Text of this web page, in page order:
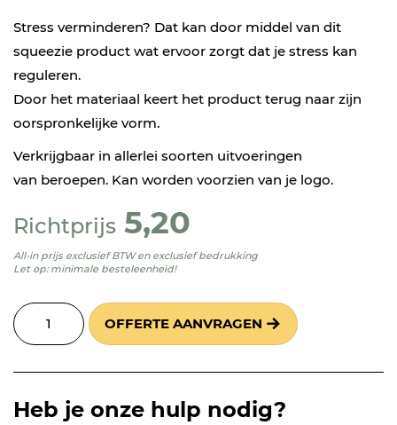
Stress verminderen? Dat kan door middel van dit
squeezie product wat ervoor zorgt dat je stress kan
reguleren.
Door het materiaal keert het product terug naar zijn
oorspronkelijke vorm.
Verkrijgbaar in allerlei soorten uitvoeringen
van beroepen. Kan worden voorzien van je logo.
Richtprijs 5,20
All-in prijs exclusief BTW en exclusief bedrukking
Let op: minimale besteleenheid!
OFFERTE AANVRAGEN
Heb je onze hulp nodig?